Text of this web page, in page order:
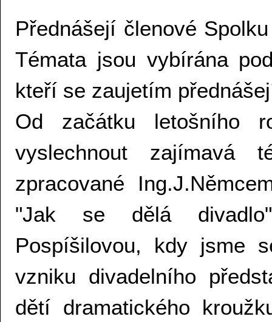
Přednášejí členové
Témata jsou vybírána
kteří se zaujetím
Od začátku letošního
vyslechnout zajímavá
zpracované
"Jak se dělá
Pospíšilovou, kdy jsme
vzniku divadelního
dětí dramatického